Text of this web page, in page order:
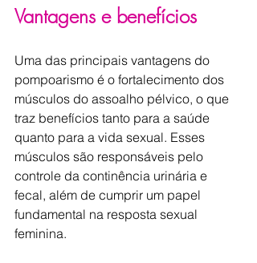
Vantagens e benefícios
Uma das principais vantagens do
pompoarismo é o fortalecimento dos
músculos do assoalho pélvico, o que
traz benefícios tanto para a saúde
quanto para a vida sexual. Esses
músculos são responsáveis ​​pelo
controle da continência urinária e
fecal, além de cumprir um papel
fundamental na resposta sexual
feminina.